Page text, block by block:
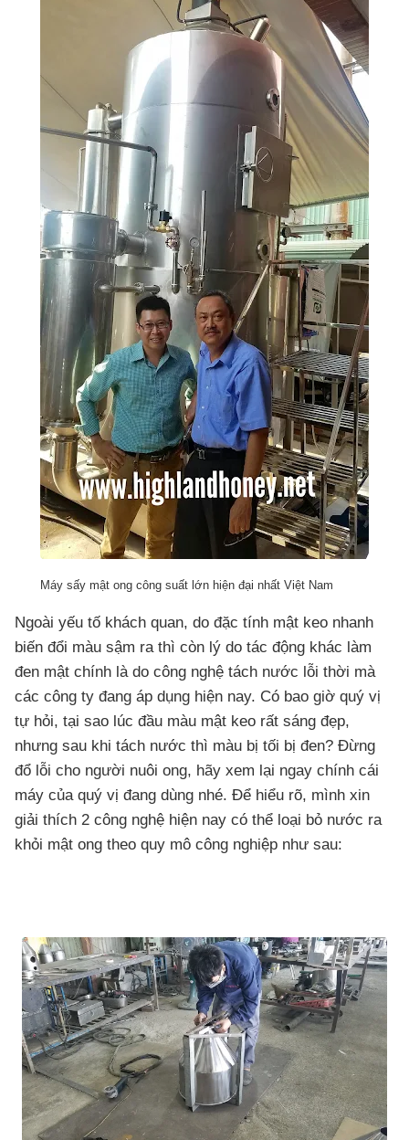
Máy sấy mật ong công suất lớn hiện đại nhất Việt Nam
Ngoài yếu tố khách quan, do đặc tính mật keo nhanh
biến đổi màu sậm ra thì còn lý do tác động khác làm
đen mật chính là do công nghệ tách nước lỗi thời mà
các công ty đang áp dụng hiện nay. Có bao giờ quý vị
tự hỏi, tại sao lúc đầu màu mật keo rất sáng đẹp,
nhưng sau khi tách nước thì màu bị tối bị đen? Đừng
đổ lỗi cho người nuôi ong, hãy xem lại ngay chính cái
máy của quý vị đang dùng nhé. Để hiểu rõ, mình xin
giải thích 2 công nghệ hiện nay có thể loại bỏ nước ra
khỏi mật ong theo quy mô công nghiệp như sau: